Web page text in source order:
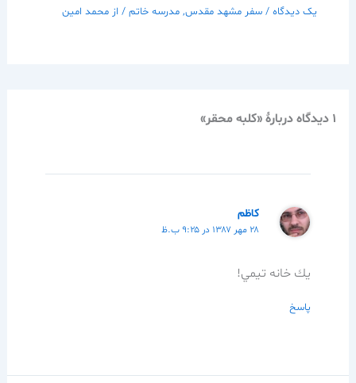
یک دیدگاه / سفر مشهد مقدس, مدرسه خاتم/ از محمد امین
1 دیدگاه دربارهٔ «كلبه محقر»
كاظم
۲۸ مهر ۱۳۸۷ در ۹:۲۵ ب.ظ
يك خانه تيمي!
پاسخ